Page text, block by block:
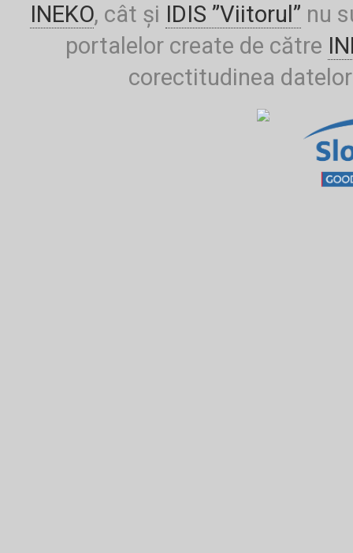
INEKO, cât și IDIS ”Viitorul” nu
portalelor create de către
corectitudinea